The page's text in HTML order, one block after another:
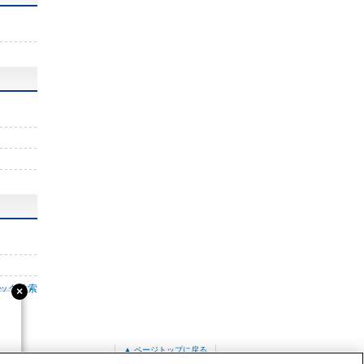
ク検索
▲ ページトップに戻る